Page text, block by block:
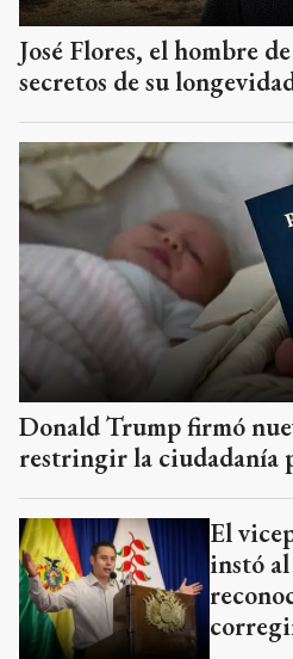
José Flores, el hombre
secretos de su
Donald Trump firmó
restringir la ciudadanía
El
instó